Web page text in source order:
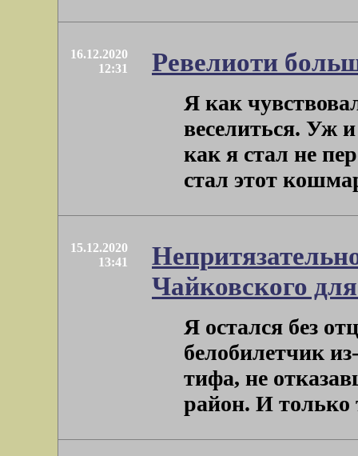
16.12.2020
12:31
Ревелиоти
Я как
веселиться. Уж
как я стал не
стал этот
15.12.2020
13:41
Чайковского
Я остался без
белобилетчик
тифа, не
район. И только